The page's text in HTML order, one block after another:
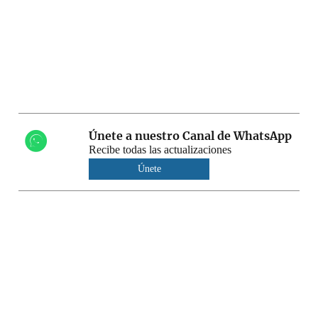
Únete a nuestro Canal de WhatsApp
Recibe todas las actualizaciones
Únete